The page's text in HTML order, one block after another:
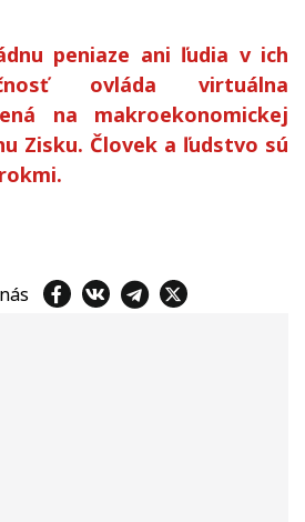
peniaze ani ľudia v ich
ovláda virtuálna
na makroekonomickej
Zisku. Človek a ľudstvo sú